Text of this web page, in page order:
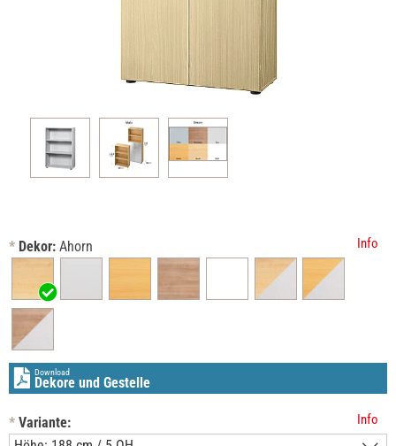
* Dekor: Ahorn Info
Download
Dekore und Gestelle
* Variante: Info